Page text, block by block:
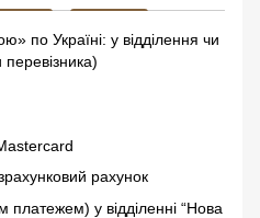
по Україні: у відділення чи
рахунок
платежем) у відділенні “Нова